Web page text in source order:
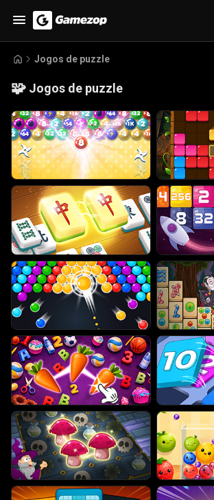
Jogos de puzzle
🧩 Jogos de puzzle